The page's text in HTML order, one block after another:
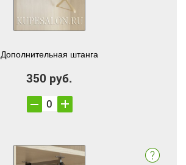
Дополнительная штанга
350 руб.